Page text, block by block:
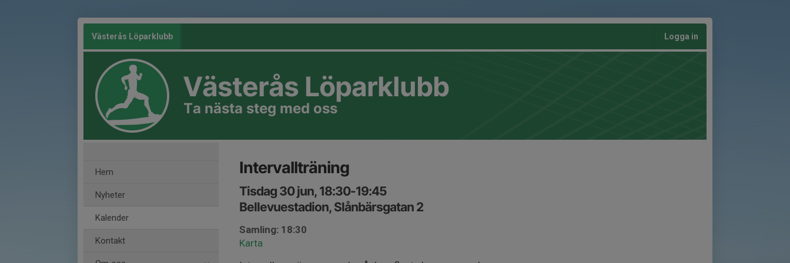
Västerås Löparklubb Logga in
Västerås Löparklubb
Ta nästa steg med oss
Hem
Nyheter
Kalender
Kontakt
Intervallträning
Tisdag 30 jun, 18:30-19:45
Bellevuestadion, Slånbärsgatan 2
Samling: 18:30
Karta